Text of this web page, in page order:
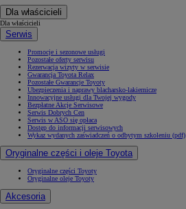
Dla właścicieli
Dla właścicieli
Serwis
Promocje i sezonowe usługi
Pozostałe oferty serwisu
Rezerwacja wizyty w serwisie
Gwarancja Toyota Relax
Pozostałe Gwarancje Toyoty
Ubezpieczenia i naprawy blacharsko-lakiernicze
Innowacyjne usługi dla Twojej wygody
Bezpłatne Akcje Serwisowe
Serwis Dobrych Cen
Serwis w ASO się opłaca
Dostęp do informacji serwisowych
Wykaz wydanych zaświadczeń o odbytym szkoleniu (pdf)
Oryginalne części i oleje Toyota
Oryginalne części Toyoty
Oryginalne oleje Toyoty
Akcesoria